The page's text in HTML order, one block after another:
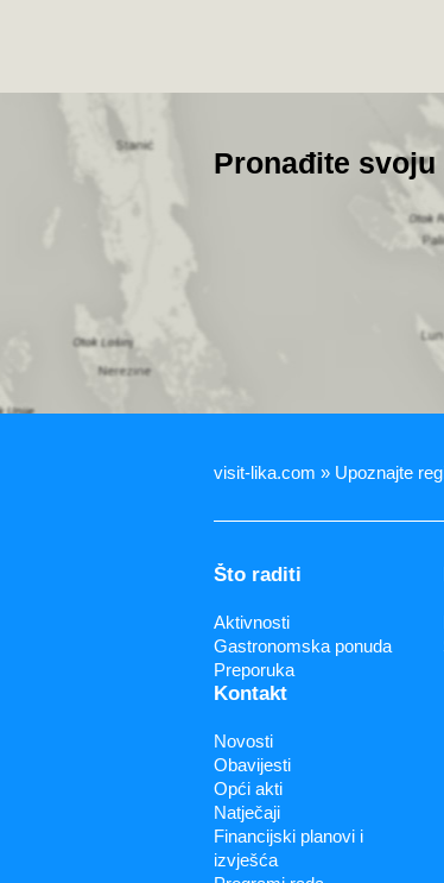
Pronađite svoju
visit-lika.com » Upoznajte
Što raditi
Aktivnosti
Gastronomska ponuda
Preporuka
Kontakt
Novosti
Obavijesti
Opći akti
Natječaji
Financijski planovi i
izvješća